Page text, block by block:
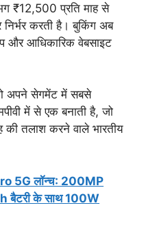
₹12,500 प्रति माह से
निर्भर करती है। बुकिंग अब
और आधिकारिक वेबसाइट
को अपने सेगमेंट में सबसे
में से एक बनाती है, जो
तलाश करने वाले भारतीय
5G लॉन्च: 200MP
बैटरी के साथ 100W